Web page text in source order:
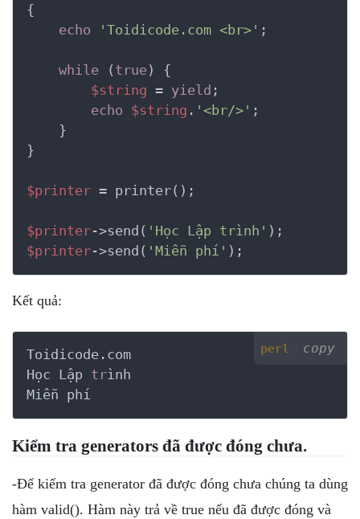
{
echo
'Toidicode.com <br>' ;
while ( true) {
$string = yield ;
echo $string . '<br/>' ;
    }
}
$printer = printer();
$printer->send( 'Học Lập trình'
$printer->send( 'Miễn phí' );
Kết quả:
perl copy
Toidicode.com
Học Lập trình
Miễn phí
Kiểm tra generators đã được đóng chưa.
-Để kiểm tra generator đã được đóng chưa chúng ta dùng
hàm valid(). Hàm này trả về true nếu đã được đóng và